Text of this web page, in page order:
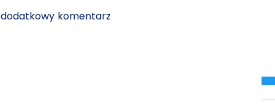
komentarz